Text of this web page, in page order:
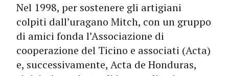
Nel 1998, per sostenere gli artigiani
colpiti dall’uragano Mitch, con un gruppo
di amici fonda l’Associazione di
cooperazione del Ticino e associati (Acta)
e, successivamente, Acta de Honduras,